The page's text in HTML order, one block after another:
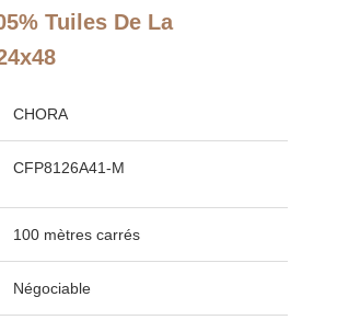
Tuiles De La
CHORA
CFP8126A41-M
100 mètres carrés
Négociable